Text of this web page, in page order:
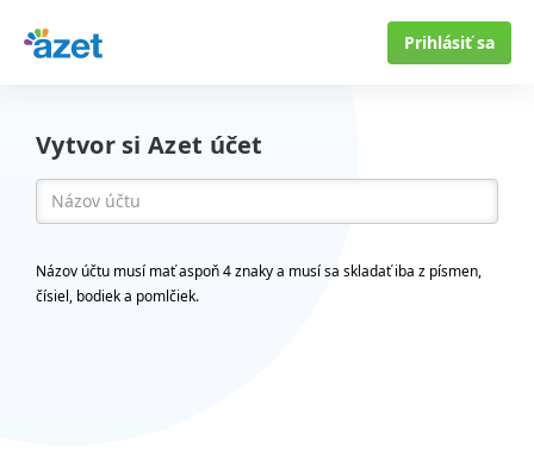
Prihlásiť sa
Vytvor si Azet účet
Názov účtu musí mať aspoň 4 znaky a musí sa skladať iba z písmen,
čísiel, bodiek a pomlčiek.